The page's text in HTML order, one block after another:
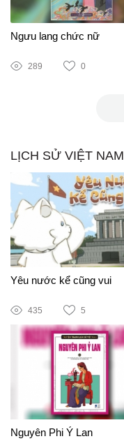
Ngưu lang chức nữ
289 0
LỊCH SỬ VIỆT NAM
Yêu nước kể cũng vui
435 5
Nguyên Phi Ỷ Lan